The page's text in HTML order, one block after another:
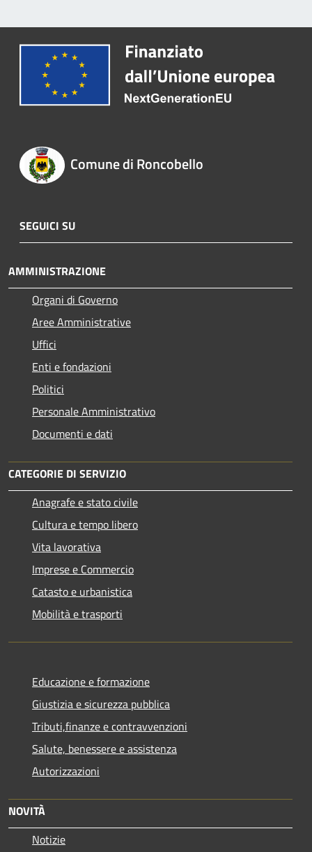
Comune di Roncobello
SEGUICI SU
AMMINISTRAZIONE
Organi di Governo
Aree Amministrative
Uffici
Enti e fondazioni
Politici
Personale Amministrativo
Documenti e dati
CATEGORIE DI SERVIZIO
Anagrafe e stato civile
Cultura e tempo libero
Vita lavorativa
Imprese e Commercio
Catasto e urbanistica
Mobilità e trasporti
Educazione e formazione
Giustizia e sicurezza pubblica
Tributi,finanze e contravvenzioni
Salute, benessere e assistenza
Autorizzazioni
NOVITÀ
Notizie